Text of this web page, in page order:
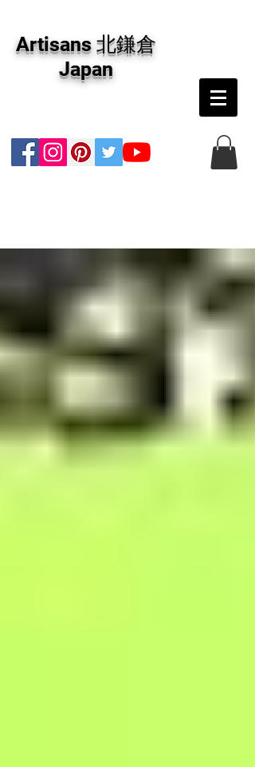
版画・切り絵など、コンテンポラリー並びにフ
ァインアートのオンライン販売をしています。
日本国内の抽象画・具象画の画家に加え、海外
のアーティストの作品もお取り寄せ頂けます。
インテリアとして、大切な方へのギフトとし
Artisans 北鎌倉
Japan